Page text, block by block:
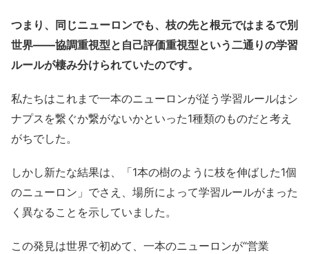
つまり、同じニューロンでも、枝の先と根元ではまるで別
世界――協調重視型と自己評価重視型という二通りの学習
ルールが棲み分けられていたのです。
私たちはこれまで一本のニューロンが従う学習ルールはシ
ナプスを繋ぐか繋がないかといった1種類のものだと考え
がちでした。
しかし新たな結果は、「1本の樹のように枝を伸ばした1個
のニューロン」でさえ、場所によって学習ルールがまった
く異なることを示していました。
この発見は世界で初めて、一本のニューロンが“営業